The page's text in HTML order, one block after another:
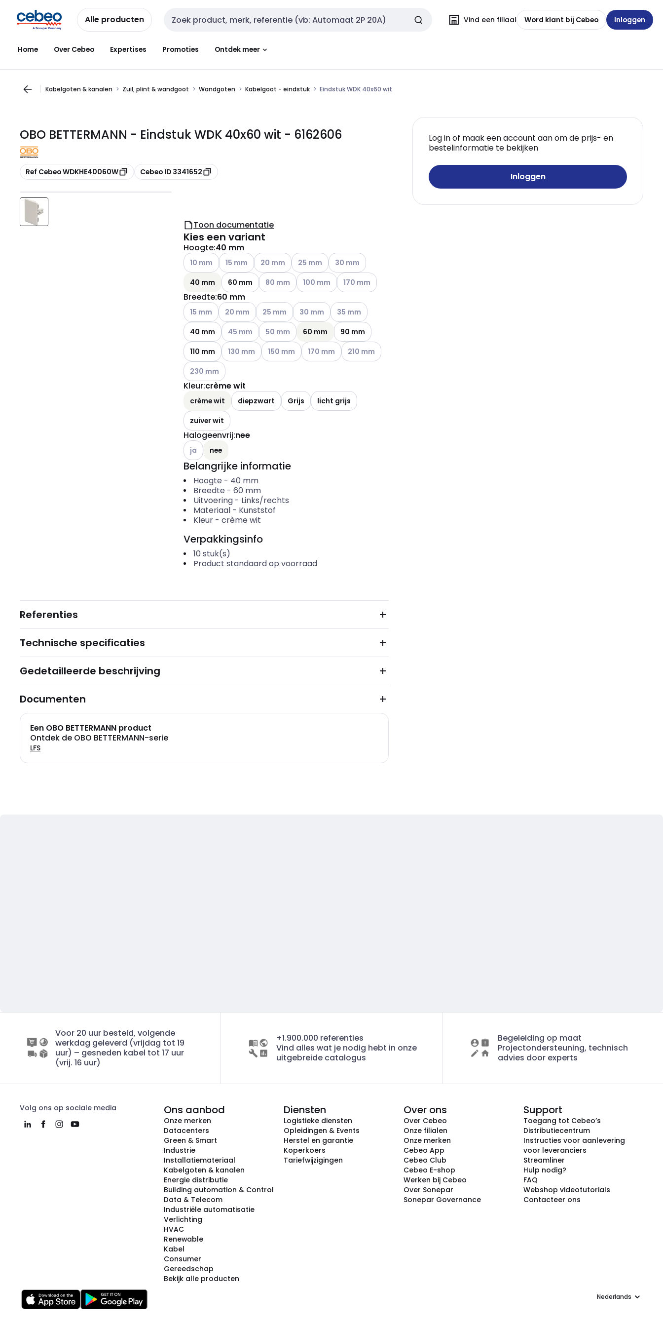
naar
navigatie
naar
inhoud
Alle producten Zoekveld invoer Vind een filiaal Word klant bij Cebeo Inloggen
Home Over Cebeo Expertises Promoties Ontdek meer
Kabelgoten & kanalen Zuil, plint & wandgoot Wandgoten Kabelgoot - eindstuk Eindstuk WDK 40x60 wit
OBO BETTERMANN - Eindstuk WDK 40x60 wit - 6162606
Kopiëren
Ref Cebeo WDKHE40060W Kopiëren
Cebeo ID 3341652
Log in of maak een account aan om de prijs- en
bestelinformatie te bekijken
Inloggen
Toon documentatie
Kies een variant
Hoogte:40 mm
Andere varianten (Huidige combinatie niet mogelijk)
10 mm Andere varianten (Huidige combinatie niet mogelijk)
15 mm Andere varianten (Huidige combinatie niet mogelijk)
20 mm Andere varianten (Huidige combinatie niet mogelijk)
25 mm Andere varianten (Huidige combinatie niet mogelijk)
30 mm
40 mm
60 mm Andere varianten (Huidige combinatie niet mogelijk)
80 mm Andere varianten (Huidige combinatie niet mogelijk)
100 mm Andere varianten (Huidige combinatie niet mogelijk)
170 mm
Breedte:60 mm
Andere varianten (Huidige combinatie niet mogelijk)
15 mm Andere varianten (Huidige combinatie niet mogelijk)
20 mm Andere varianten (Huidige combinatie niet mogelijk)
25 mm Andere varianten (Huidige combinatie niet mogelijk)
30 mm Andere varianten (Huidige combinatie niet mogelijk)
35 mm
40 mm
Andere varianten (Huidige combinatie niet mogelijk)
45 mm Andere varianten (Huidige combinatie niet mogelijk)
50 mm 60 mm
90 mm
110 mm
Andere varianten (Huidige combinatie niet mogelijk)
130 mm Andere varianten (Huidige combinatie niet mogelijk)
150 mm Andere varianten (Huidige combinatie niet mogelijk)
170 mm Andere varianten (Huidige combinatie niet mogelijk)
210 mm
Andere varianten (Huidige combinatie niet mogelijk)
230 mm
Kleur:crème wit
crème wit diepzwart Grijs
licht grijs
zuiver wit
Halogeenvrij:nee
Andere varianten (Huidige combinatie niet mogelijk)
ja nee
Belangrijke informatie
Hoogte - 40 mm
Breedte - 60 mm
Uitvoering- Links/rechts
Materiaal- Kunststof
Kleur- crème wit
Verpakkingsinfo
10 stuk(s)
Product standaard op voorraad
Referenties
Technische specificaties
Gedetailleerde beschrijving
Documenten
Een OBO BETTERMANN product
Ontdek de OBO BETTERMANN-serie
LFS
Voor 20 uur besteld, volgende
werkdag geleverd (vrijdag tot 19
uur) – gesneden kabel tot 17 uur
(vrij. 16 uur)
+1.900.000 referenties
Vind alles wat je nodig hebt in onze
uitgebreide catalogus
Begeleiding op maat
Projectondersteuning, technisch
advies door experts
Volg ons op sociale media Ons aanbod
Onze merken
Datacenters
Green & Smart
Industrie
Installatiemateriaal
Kabelgoten & kanalen
Energie distributie
Building automation & Control
Data & Telecom
Industriële automatisatie
Verlichting
HVAC
Renewable
Kabel
Consumer
Gereedschap
Bekijk alle producten
Diensten
Logistieke diensten
Opleidingen & Events
Herstel en garantie
Koperkoers
Tariefwijzigingen
Over ons
Over Cebeo
Onze filialen
Onze merken
Cebeo App
Cebeo Club
Cebeo E-shop
Werken bij Cebeo
Over Sonepar
Sonepar Governance
Support
Toegang tot Cebeo’s
Distributiecentrum
Instructies voor aanlevering
voor leveranciers
Streamliner
Hulp nodig?
FAQ
Webshop videotutorials
Contacteer ons
Taal